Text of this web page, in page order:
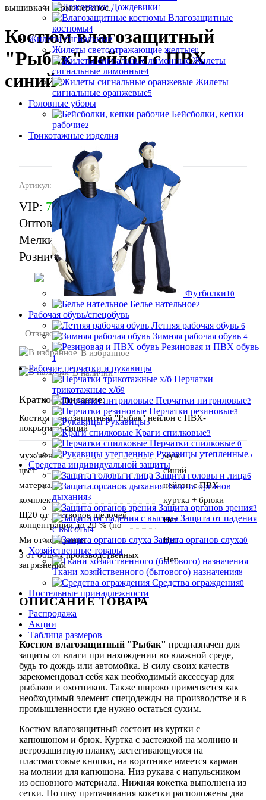
Дождевики1
Влагозащитные
костюмы4
Жилеты сигнальные
Жилеты светоотражающие желтые0
Жилеты
сигнальные лимонные4
Жилеты
сигнальные оранжевые5
Головные уборы
Бейсболки, кепки
рабочие2
Трикотажные изделия
Футболки10
Белье нательное2
Рабочая обувь/спецобувь
Летняя рабочая обувь 6
Зимняя рабочая обувь 4
Резиновая и ПВХ обувь
1
Рабочие перчатки и рукавицы
Перчатки
трикотажные х/б9
Перчатки нитриловые2
Перчатки резиновые3
Рукавицы5
Краги спилковые3
Перчатки спилковые0
Рукавицы утепленные5
Средства индивидуальной защиты
Защита головы и лица6
Защита органов
дыхания3
Защита органов зрения3
Защита от падения
с высоты4
Защита органов слуха0
Хозяйственные товары
Ткани хозяйственного (бытового) назначения8
Средства ограждения0
Постельные принадлежности
Распродажа
Акции
Таблица размеров
вышивка и термоперенос.
Костюм влагозащитный
"Рыбак" нейлон с ПВХ
синий
Артикул: КОС.209с
VIP: 700 ₽
Оптовая:749 ₽
Мелкий опт:
805 ₽
Розничная:
889 ₽
В корзину
Отзывов:
В избранное
В наличии
Краткое описание:
Костюм влагозащитный "Рыбак" нейлон с ПВХ-
покрытием синий
муж/жен
муж
цвет
синий
материал
нейлон с ПВХ
комплект
куртка + брюки
Щ20 от растворов щелочей
концентрации до 20 % (по
Нет
Ми от истирания
Нет
З от общих производственных
загрязнений
Нет
ОПИСАНИЕ ТОВАРА
Костюм влагозащитный "Рыбак" предназначен для
защиты от влаги при нахождении во влажной среде,
будь то дождь или автомойка. В силу своих качеств
зарекомендовал себя как необходимый аксессуар для
рыбаков и охотников. Также широко применяется как
необходимый элемент спецодежды на производстве и в
промышленности где нужно остаться сухим.
Костюм влагозащитный состоит из куртки с
капюшоном и брюк. Куртка с застежкой на молнию и
ветрозащитную планку, застегивающуюся на
пластмассовые кнопки, на воротнике имеется карман
на молнии для капюшона. Низ рукава с напульсником
из основного материала. Нижняя кокетка выполнена из
сетки. По шву притачивания кокетки расположены два